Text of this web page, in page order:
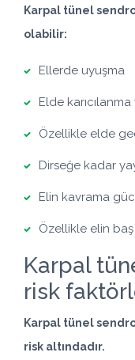
Karpal tünel
olabilir:
Ellerde uyuşma
Elde
Özellikle elde
Dirseğe kadar
Elin kavrama
Özellikle elin baş
Karpal
risk
Karpal tünel
risk altındadır.